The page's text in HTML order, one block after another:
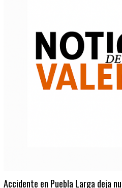
Accidente en Puebla Larga deja